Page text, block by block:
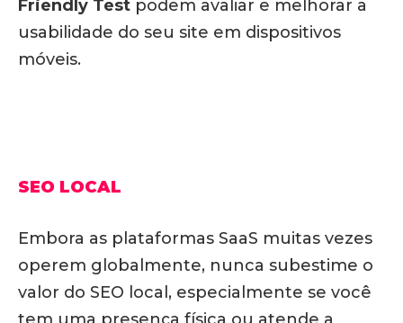
Friendly Test podem avaliar e melhorar a
usabilidade do seu site em dispositivos
móveis.
SEO LOCAL
Embora as plataformas SaaS muitas vezes
operem globalmente, nunca subestime o
valor do SEO local, especialmente se você